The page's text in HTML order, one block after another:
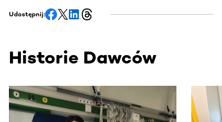
Udostępnij:
Historie Dawców
Ta sekcja zawiera treści przewijane w poziomie. Użyj